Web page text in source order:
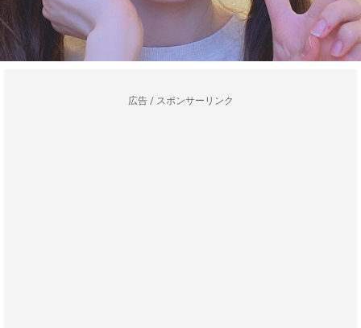
広告 / スポンサーリンク